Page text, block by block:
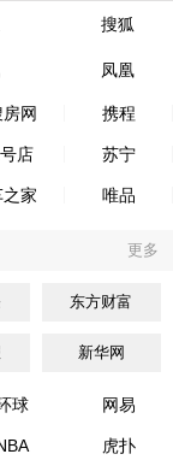
搜狐
凤凰
房网 携程
店 苏宁
之家 唯品
更多
东方财富
新华网
球 网易
虎扑